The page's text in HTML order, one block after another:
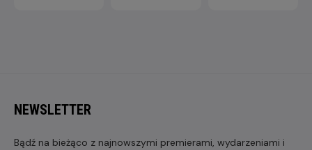
NEWSLETTER
Bądź na bieżąco z najnowszymi premierami, wydarzeniami i